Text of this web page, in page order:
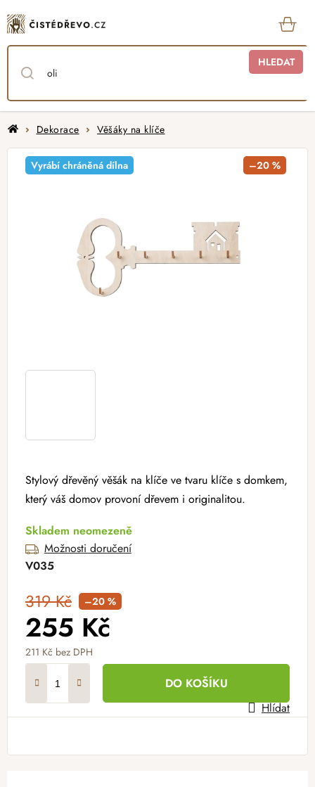
na
obsah
HLEDAT
DomůDekorace Věšáky na klíče
Stylový dřevěný věšák na klíče ve tvaru klíče s domkem,
který váš domov provoní dřevem i originalitou.
Skladem neomezeně
Možnosti doručení
V035
319 Kč –20 %
255 Kč
211 Kč bez DPH
DO KOŠÍKU
Hlídat
Vyrábí chráněná dílna –20 %